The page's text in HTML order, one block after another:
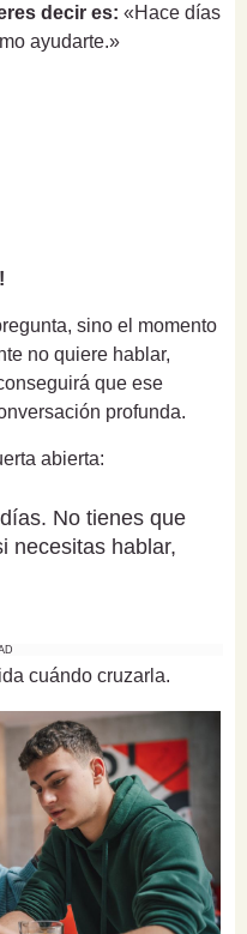
decir es: «Hace días
ayudarte.»
sino el momento
no quiere hablar,
que ese
profunda.
abierta:
No tienes que
necesitas hablar,
cuándo cruzarla.